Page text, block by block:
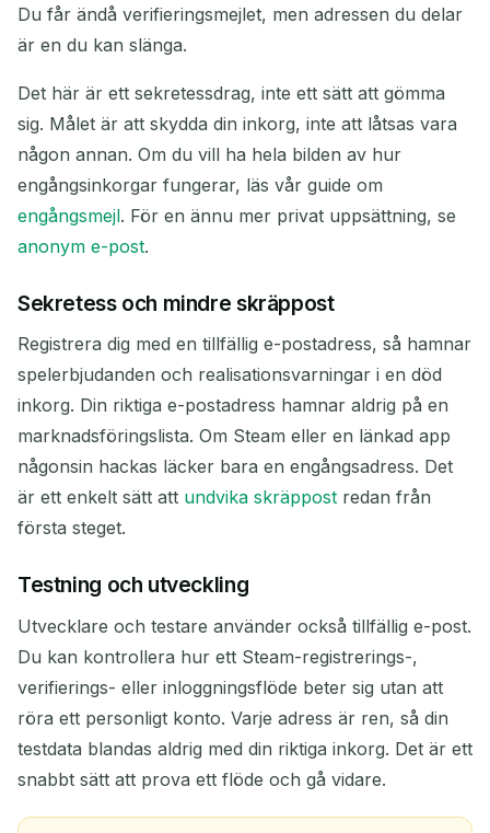
Ta bort valda Ändra e-post
Nästa uppdatering om15sekunder
AVSÄNDARE ÄMNE
Väntar på inkommande e-post...
Uppdatera
Du får ändå verifieringsmejlet, men adressen du delar
är en du kan slänga.
Det här är ett sekretessdrag, inte ett sätt att gömma
sig. Målet är att skydda din inkorg, inte att låtsas vara
någon annan. Om du vill ha hela bilden av hur
engångsinkorgar fungerar, läs vår guide om
engångsmejl. För en ännu mer privat uppsättning, se
anonym e-post.
Sekretess och mindre skräppost
Registrera dig med en tillfällig e-postadress, så hamnar
spelerbjudanden och realisationsvarningar i en död
inkorg. Din riktiga e-postadress hamnar aldrig på en
marknadsföringslista. Om Steam eller en länkad app
någonsin hackas läcker bara en engångsadress. Det
är ett enkelt sätt att undvika skräppost redan från
första steget.
Testning och utveckling
Utvecklare och testare använder också tillfällig e-post.
Du kan kontrollera hur ett Steam-registrerings-,
verifierings- eller inloggningsflöde beter sig utan att
röra ett personligt konto. Varje adress är ren, så din
testdata blandas aldrig med din riktiga inkorg. Det är ett
snabbt sätt att prova ett flöde och gå vidare.